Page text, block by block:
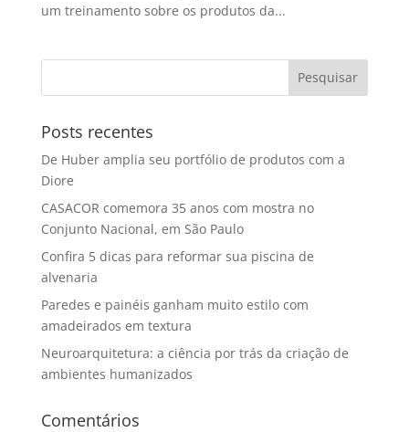
um treinamento sobre os produtos da...
Posts recentes
De Huber amplia seu portfólio de produtos com a
Diore
CASACOR comemora 35 anos com mostra no
Conjunto Nacional, em São Paulo
Confira 5 dicas para reformar sua piscina de
alvenaria
Paredes e painéis ganham muito estilo com
amadeirados em textura
Neuroarquitetura: a ciência por trás da criação de
ambientes humanizados
Comentários